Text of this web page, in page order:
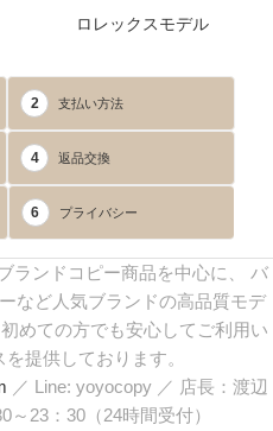
ロレックスモデル
2 支払い方法
4 返品交換
6 プライバシー
ランドコピー商品を中心に、 バ
など人気ブランドの高品質モデ
めての方でも安心してご利用い
提供しております。
／ Line: yoyocopy ／ 店長：渡辺
23：30（24時間受付）